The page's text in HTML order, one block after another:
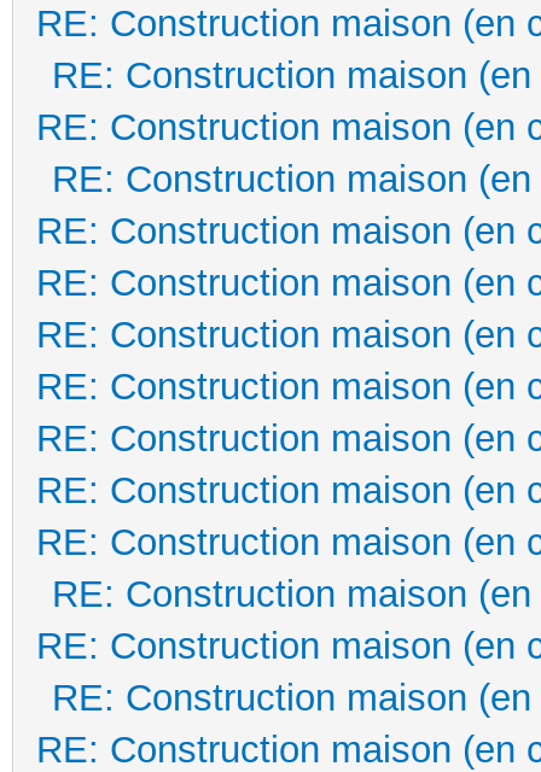
RE: Construction maison (en
RE: Construction maison
RE: Construction maison (en
RE: Construction maison
RE: Construction maison (en
RE: Construction maison (en
RE: Construction maison (en
RE: Construction maison (en
RE: Construction maison (en
RE: Construction maison (en
RE: Construction maison (en
RE: Construction maison
RE: Construction maison (en
RE: Construction maison
RE: Construction maison (en